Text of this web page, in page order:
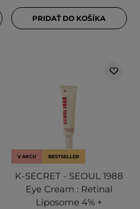
PRIDAŤ DO KOŠÍKA
V AKCII BESTSELLER
K-SECRET - SEOUL 1988
Eye Cream : Retinal
Liposome 4% +